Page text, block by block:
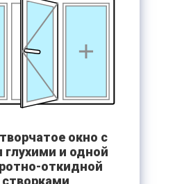
окно с
глухими и одной
откидной
створками